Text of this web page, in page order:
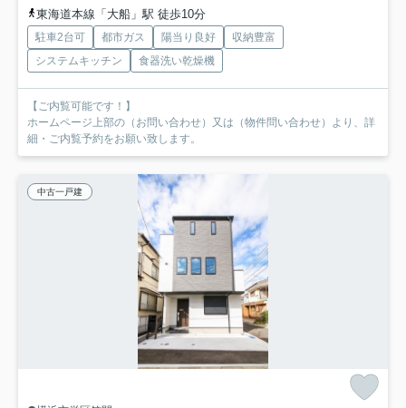
東海道本線「大船」駅 徒歩10分
駐車2台可 都市ガス 陽当り良好
収納豊富
システムキッチン
食器洗い乾燥機
【ご内覧可能です！】
ホームページ上部の（お問い合わせ）又は（物件問い合わせ）より、詳
細・ご内覧予約をお願い致します。
中古一戸建